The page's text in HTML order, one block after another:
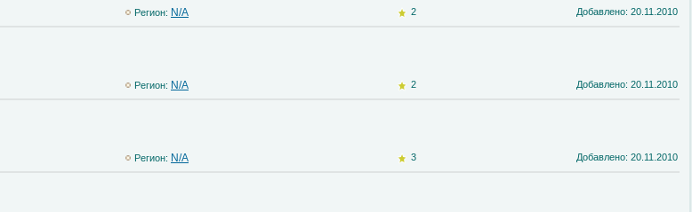
Регион: N/A 2 Добавлено: 20.11.2010
Регион: N/A 2 Добавлено: 20.11.2010
Регион: N/A 3 Добавлено: 20.11.2010